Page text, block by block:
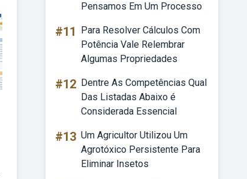
Pensamos Em Um Processo
#11
Para Resolver Cálculos Com
Potência Vale Relembrar
Algumas Propriedades
#12 Dentre As Competências Qual
Das Listadas Abaixo é
Considerada Essencial
#13 Um Agricultor Utilizou Um
Agrotóxico Persistente Para
Eliminar Insetos